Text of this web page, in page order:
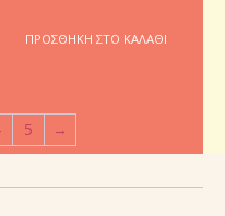
ΠΡΟΣΘΉΚΗ ΣΤΟ ΚΑΛΆΘΙ
5 →